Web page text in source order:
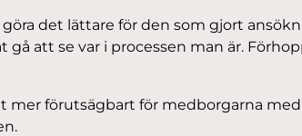
göra det lättare för den som gjort
gå att se var i processen man är.
mer förutsägbart för medborgarna